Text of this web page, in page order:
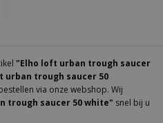
"Elho loft urban trough saucer
urban trough saucer 50
via onze webshop. Wij
trough saucer 50 white" snel bij u